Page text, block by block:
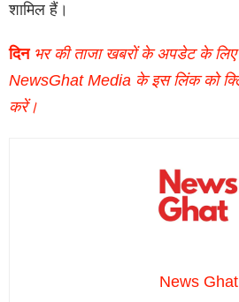
शामिल हैं।
दिनभर की ताजा खबरों के अपडेट के
NewsGhat Media के इस लिंक को
करें।
News Ghat